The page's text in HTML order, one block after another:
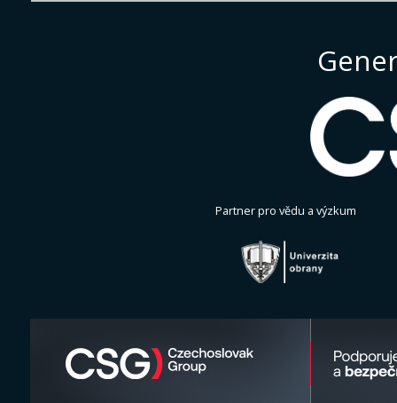
Partner pro vědu a výzkum